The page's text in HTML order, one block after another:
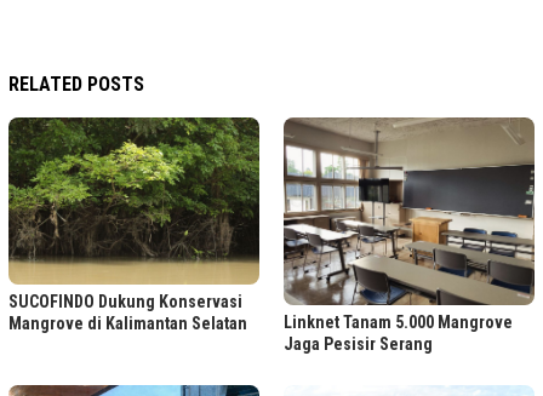
RELATED POSTS
SUCOFINDO Dukung Konservasi
Mangrove di Kalimantan Selatan
Linknet Tanam 5.000 Mangrove
Jaga Pesisir Serang